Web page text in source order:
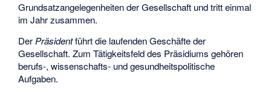
Grundsatzangelegenheiten der Gesellschaft und tritt einmal
im Jahr zusammen.
Der Präsidentführt die laufenden Geschäfte der
Gesellschaft. Zum Tätigkeitsfeld des Präsidiums gehören
berufs-, wissenschafts- und gesundheitspolitische
Aufgaben.